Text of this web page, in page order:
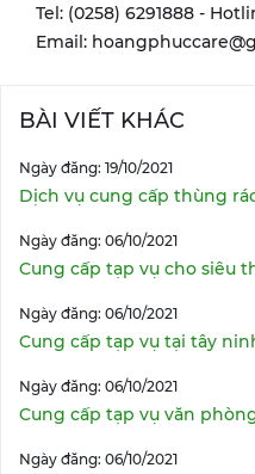
Tel: (0258) 6291888 -
Email:
BÀI VIẾT KHÁC
Ngày đăng: 19/10/2021
Dịch vụ cung cấp thùng
Ngày đăng: 06/10/2021
Cung cấp tạp vụ cho siêu
Ngày đăng: 06/10/2021
Cung cấp tạp vụ tại tây
Ngày đăng: 06/10/2021
Cung cấp tạp vụ văn
Ngày đăng: 06/10/2021